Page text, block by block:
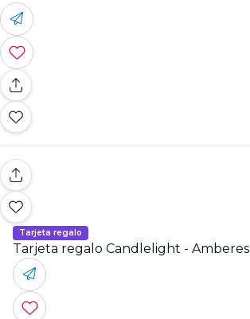
Tarjeta regalo
Tarjeta regalo Candlelight - Amberes